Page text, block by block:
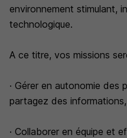
environnement stimulant,
technologique.
A ce titre, vos missions
· Gérer en autonomie des
partagez des informations,
· Collaborer en équipe et